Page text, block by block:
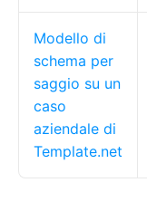
Modello di
schema per
saggio su un
caso
aziendale di
Template.net